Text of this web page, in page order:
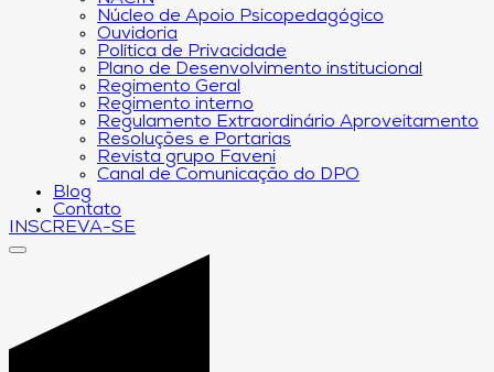
Núcleo de Apoio Psicopedagógico
Ouvidoria
Política de Privacidade
Plano de Desenvolvimento institucional
Regimento Geral
Regimento interno
Regulamento Extraordinário Aproveitamento
Resoluções e Portarias
Revista grupo Faveni
Canal de Comunicação do DPO
Blog
Contato
INSCREVA-SE